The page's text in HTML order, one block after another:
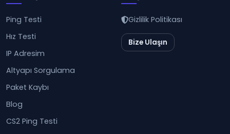
Ping Testi
Hız Testi
IP Adresim
Altyapı Sorgulama
Paket Kaybı
Blog
CS2 Ping Testi
Gizlilik Politikası
Bize Ulaşın